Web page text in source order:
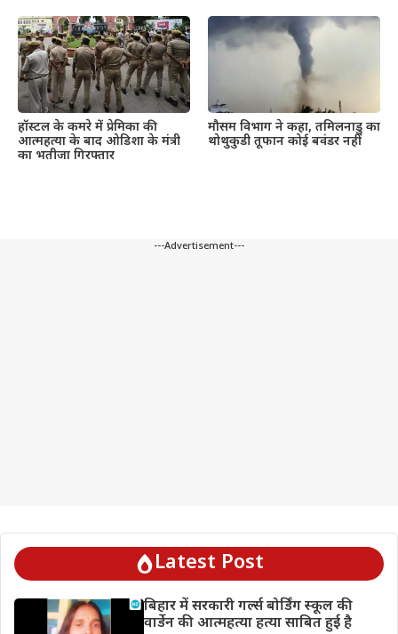
हॉस्टल के कमरे में प्रेमिका की
आत्महत्या के बाद ओडिशा के मंत्री
का भतीजा गिरफ्तार
मौसम विभाग ने कहा, तमिलनाडु का
थोथुकुडी तूफान कोई बवंडर नहीं
---Advertisement---
Latest Post
बिहार में सरकारी गर्ल्स बोर्डिंग स्कूल की
वार्डेन की आत्महत्या हत्या साबित हुई है